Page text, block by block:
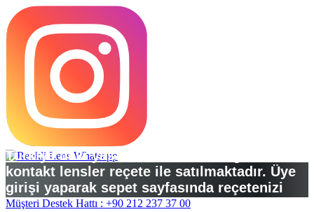
Türkiye’deki yasal düzenlemelere göre
kontakt lensler reçete ile satılmaktadır. Üye
girişi yaparak sepet sayfasında reçetenizi
yükleyebilirsiniz.
Müşteri Destek Hattı : +90 212 237 37 00